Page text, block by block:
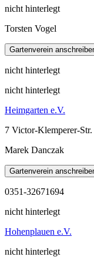
nicht hinterlegt
Torsten Vogel
nicht hinterlegt
nicht hinterlegt
Heimgarten e.V.
7 Victor-Klemperer-Str.
Marek Danczak
0351-32671694
nicht hinterlegt
Hohenplauen e.V.
nicht hinterlegt